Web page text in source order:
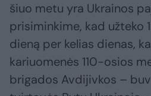
šiuo metu yra Ukrainos
prisiminkime, kad užteko
dieną per kelias dienas,
kariuomenės 110-osios
brigados Avdijivkos –